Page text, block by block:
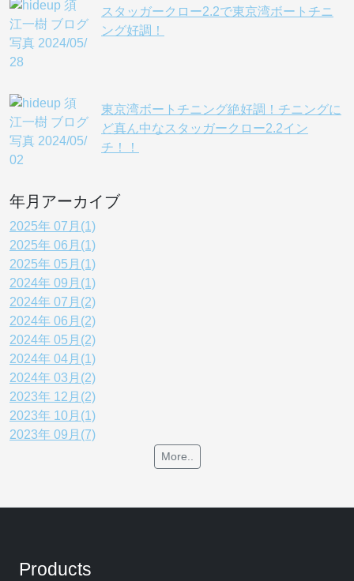
スタッガークロー2.2で東京湾ボートチニ
ング好調！
東京湾ボートチニング絶好調！チニングに
ど真ん中なスタッガークロー2.2イン
チ！！
年月アーカイブ
2025年 07月(1)
2025年 06月(1)
2025年 05月(1)
2024年 09月(1)
2024年 07月(2)
2024年 06月(2)
2024年 05月(2)
2024年 04月(1)
2024年 03月(2)
2023年 12月(2)
2023年 10月(1)
2023年 09月(7)
More..
Products